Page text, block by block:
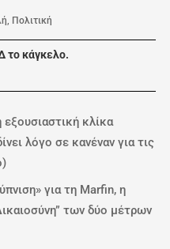
, Πολιτική
το κάγκελο.
εξουσιαστική κλίκα
λόγο σε κανέναν για τις
για τη Marfin, η
των δύο μέτρων